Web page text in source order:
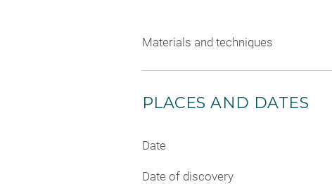
Materials and techniques
PLACES AND DATES
Date
Date of discovery